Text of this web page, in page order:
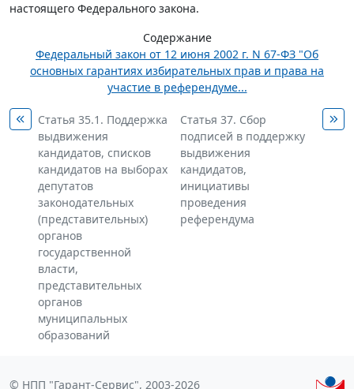
настоящего Федерального закона.
Содержание
Федеральный закон от 12 июня 2002 г. N 67-ФЗ "Об
основных гарантиях избирательных прав и права на
участие в референдуме...
Статья 35.1. Поддержка
выдвижения
кандидатов, списков
кандидатов на выборах
депутатов
законодательных
(представительных)
органов
государственной
власти,
представительных
органов
муниципальных
образований
Статья 37. Сбор
подписей в поддержку
выдвижения
кандидатов,
инициативы
проведения
референдума
© НПП "Гарант-Сервис", 2003-2026